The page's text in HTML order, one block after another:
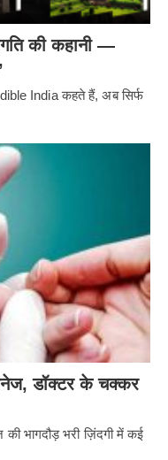
की कहानी —
India कहते हैं, अब सिर्फ
डॉक्टर के चक्कर
भागदौड़ भरी ज़िंदगी में कई